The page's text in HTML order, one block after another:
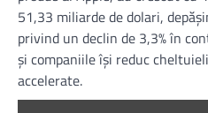
51,33 miliarde de dolari,
privind un declin de 3,3% în
şi companiile îşi reduc
accelerate.